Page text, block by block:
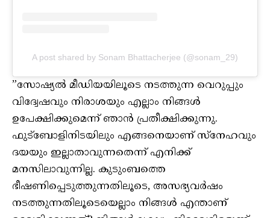
A post shared by Sonam Bhattacherjee (@sonam_29)
”സോഷ്യല്‍ മീഡിയയിലൂടെ നടത്തുന്ന വെറുപ്പും
വിദ്വേഷവും നിരാശയും എല്ലാം നിങ്ങള്‍
ഉപേക്ഷിക്കുമെന്ന് ഞാന്‍ പ്രതീക്ഷിക്കുന്നു.
ഫുട്‌ബോളിനിടയിലും എങ്ങനെയാണ് സ്‌നേഹവും
ദയയും ഇല്ലാതാവുന്നതെന്ന് എനിക്ക്
മനസിലാവുന്നില്ല. കുടുംബത്തെ
ഭീഷണിപ്പെടുത്തുന്നതിലൂടെ, അസഭ്യവര്‍ഷം
നടത്തുന്നതിലൂടെയെല്ലാം നിങ്ങള്‍ എന്താണ്